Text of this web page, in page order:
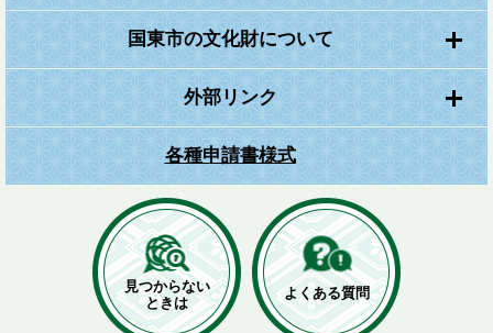
国東市の文化財について
外部リンク
各種申請書様式
見つからない
ときは
よくある質問